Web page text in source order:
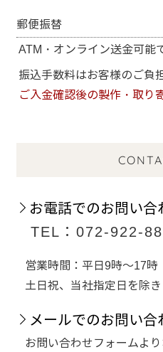
郵便振替
ATM・オンライン送金可能
振込手数料はお客様のご負
ご入金確認後の製作・取り
お電話でのお問い合
TEL：072-922-
営業時間：平日9時～17時
土日祝、当社指定日を除
メールでのお問い合
お問い合わせフォームよ